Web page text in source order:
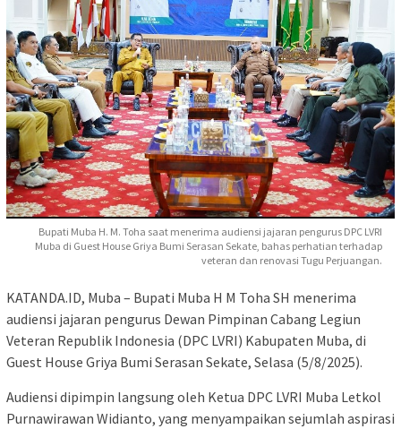
Bupati Muba H. M. Toha saat menerima audiensi jajaran pengurus DPC LVRI
Muba di Guest House Griya Bumi Serasan Sekate, bahas perhatian terhadap
veteran dan renovasi Tugu Perjuangan.
KATANDA.ID, Muba – Bupati Muba H M Toha SH menerima
audiensi jajaran pengurus Dewan Pimpinan Cabang Legiun
Veteran Republik Indonesia (DPC LVRI) Kabupaten Muba, di
Guest House Griya Bumi Serasan Sekate, Selasa (5/8/2025).
Audiensi dipimpin langsung oleh Ketua DPC LVRI Muba Letkol
Purnawirawan Widianto, yang menyampaikan sejumlah aspirasi